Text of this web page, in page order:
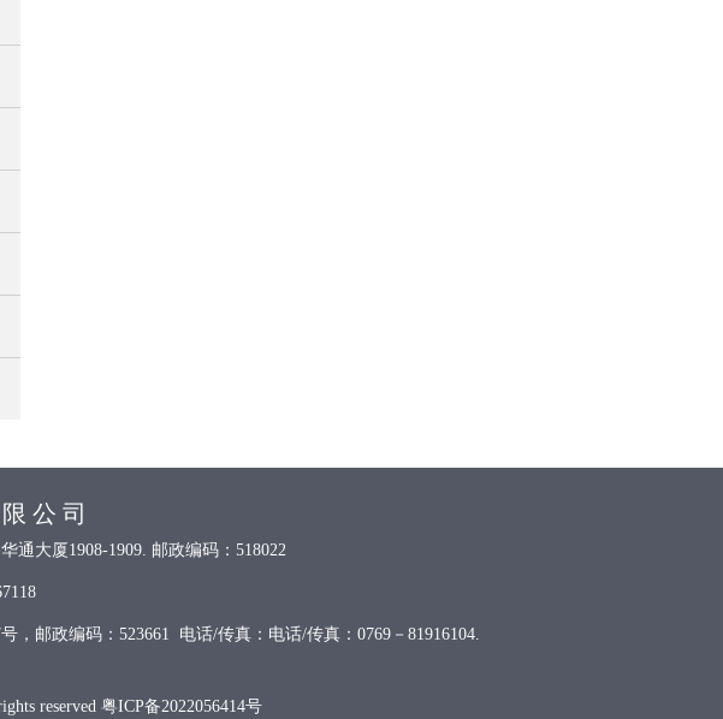
公 司
通大厦1908-1909. 邮政编码：518022
，邮政编码：523661 电话/传真：电话/传真：0769－81916104.
reserved 粤ICP备2022056414号